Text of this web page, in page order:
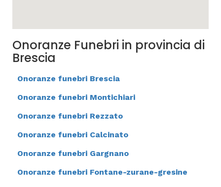
Onoranze Funebri in provincia di
Brescia
Onoranze funebri Brescia
Onoranze funebri Montichiari
Onoranze funebri Rezzato
Onoranze funebri Calcinato
Onoranze funebri Gargnano
Onoranze funebri Fontane-zurane-gresine